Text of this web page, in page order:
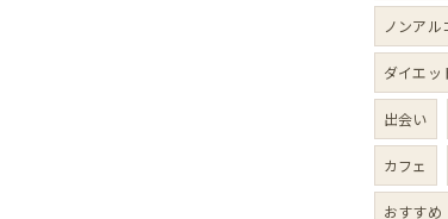
ノンアル
ダイエッ
出会い
カフェ
おすすめ